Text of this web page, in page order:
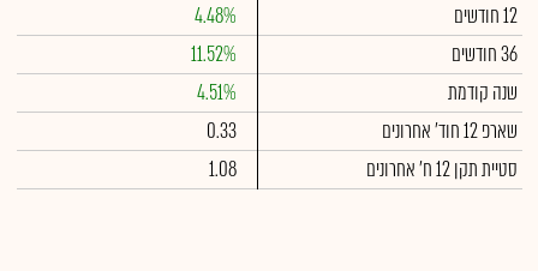
12 חודשים
4.48%
36 חודשים
11.52%
שנה קודמת
4.51%
שארפ 12 חוד' אחרונים
0.33
סטיית תקן 12 ח' אחרונים
1.08